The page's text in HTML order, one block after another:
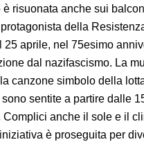
risuonata anche sui
della
25 aprile, nel 75esimo
dal nazifascismo. La
canzone simbolo della
sentite a partire dalle
Complici anche il sole e il
è proseguita per